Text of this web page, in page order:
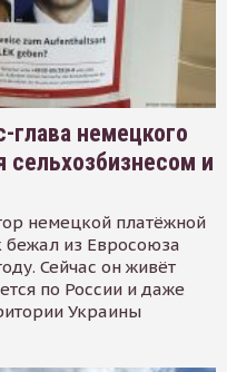
немецкого
сельхозбизнесом и
немецкой платёжной
из Евросоюза
Сейчас он живёт
по России и даже
Украины